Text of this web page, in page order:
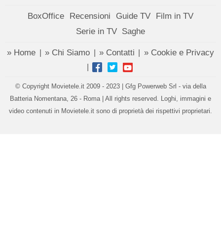
BoxOffice Recensioni Guide TV
Film in TV
Serie in TV Saghe
» Home » Chi Siamo » Contatti » Cookie e Privacy
|
© Copyright Movietele.it 2009 - 2023 | Gfg Powerweb Srl - via della
Batteria Nomentana, 26 - Roma | All rights reserved. Loghi, immagini e
video contenuti in Movietele.it sono di proprietà dei rispettivi proprietari.